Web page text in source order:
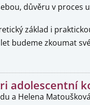
důvěru v proces
základ i
let budeme zkoumat
adolescentní
a Helena Matoušková